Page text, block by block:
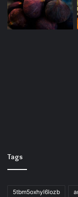
Tags
5tbm5oxhyl6lozb